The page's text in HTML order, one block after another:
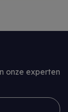
onze experten